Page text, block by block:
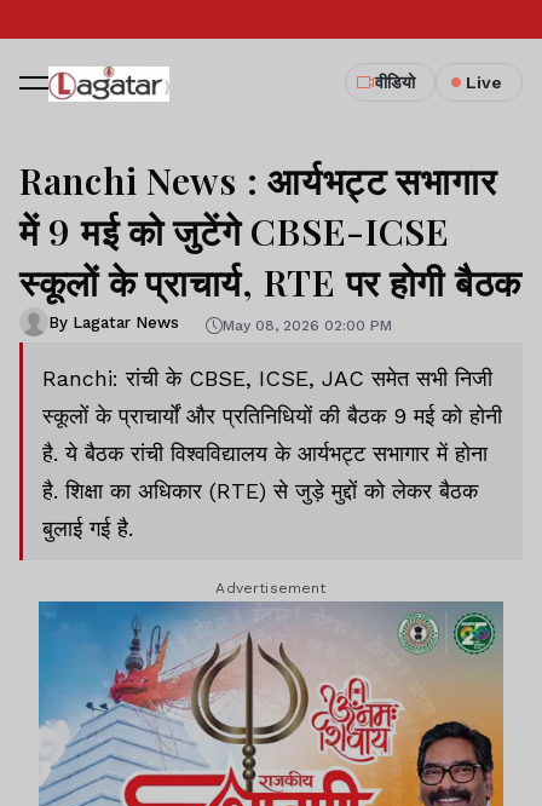
वीडियो Live
Ranchi News : आर्यभट्ट सभागार
में 9 मई को जुटेंगे CBSE-ICSE
स्कूलों के प्राचार्य, RTE पर होगी बैठक
By Lagatar News May 08, 2026 02:00 PM
Ranchi: रांची के CBSE, ICSE, JAC समेत सभी निजी
स्कूलों के प्राचार्यों और प्रतिनिधियों की बैठक 9 मई को होनी
है. ये बैठक रांची विश्वविद्यालय के आर्यभट्ट सभागार में होना
है. शिक्षा का अधिकार (RTE) से जुड़े मुद्दों को लेकर बैठक
बुलाई गई है.
Advertisement